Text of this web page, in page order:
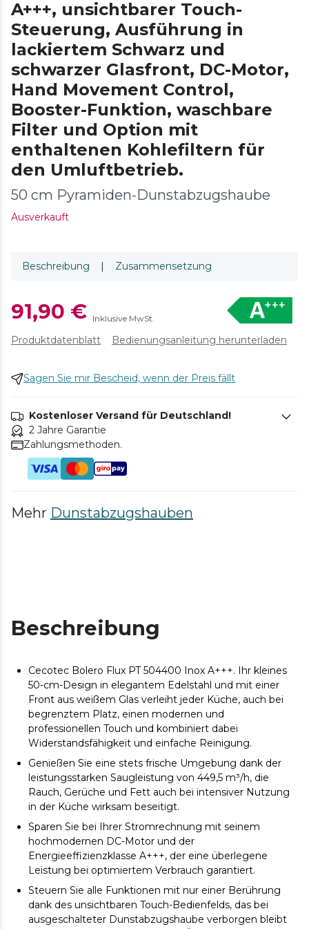
A+++, unsichtbarer Touch-
Steuerung, Ausführung in
lackiertem Schwarz und
schwarzer Glasfront, DC-Motor,
Hand Movement Control,
Booster-Funktion, waschbare
Filter und Option mit
enthaltenen Kohlefiltern für
den Umluftbetrieb.
50 cm Pyramiden-Dunstabzugshaube
Ausverkauft
Beschreibung | Zusammensetzung
91,90 € Inklusive MwSt.
Produktdatenblatt Bedienungsanleitung herunterladen
Sagen Sie mir Bescheid, wenn der Preis fällt
Kostenloser Versand für Deutschland!
2 Jahre Garantie
Zahlungsmethoden.
Mehr Dunstabzugshauben
Beschreibung
Cecotec Bolero Flux PT 504400 Inox A+++. Ihr kleines
50-cm-Design in elegantem Edelstahl und mit einer
Front aus weißem Glas verleiht jeder Küche, auch bei
begrenztem Platz, einen modernen und
professionellen Touch und kombiniert dabei
Widerstandsfähigkeit und einfache Reinigung.
Genießen Sie eine stets frische Umgebung dank der
leistungsstarken Saugleistung von 449,5 m³/h, die
Rauch, Gerüche und Fett auch bei intensiver Nutzung
in der Küche wirksam beseitigt.
Sparen Sie bei Ihrer Stromrechnung mit seinem
hochmodernen DC-Motor und der
Energieeffizienzklasse A+++, der eine überlegene
Leistung bei optimiertem Verbrauch garantiert.
Steuern Sie alle Funktionen mit nur einer Berührung
dank des unsichtbaren Touch-Bedienfelds, das bei
ausgeschalteter Dunstabzugshaube verborgen bleibt